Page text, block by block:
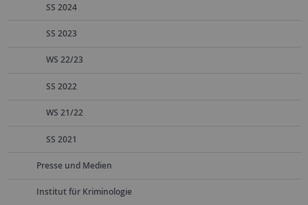
SS 2024
SS 2023
WS 22/23
SS 2022
WS 21/22
SS 2021
Presse und Medien
Institut für Kriminologie